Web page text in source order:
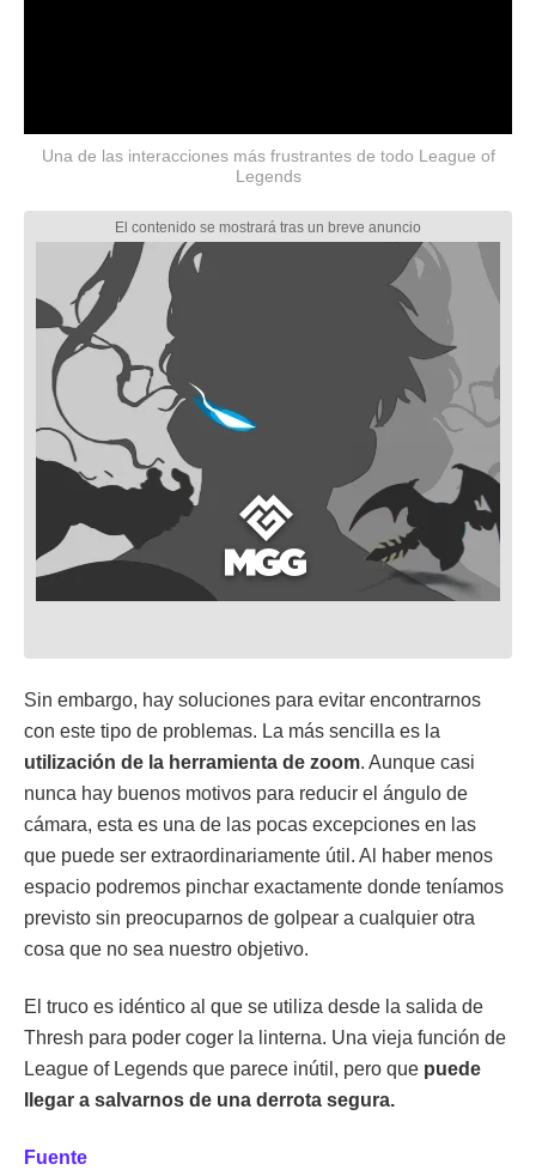
Una de las interacciones más frustrantes de todo League of
Legends
Sin embargo, hay soluciones para evitar encontrarnos
con este tipo de problemas. La más sencilla es la
utilización de la herramienta de zoom. Aunque casi
nunca hay buenos motivos para reducir el ángulo de
cámara, esta es una de las pocas excepciones en las
que puede ser extraordinariamente útil. Al haber menos
espacio podremos pinchar exactamente donde teníamos
previsto sin preocuparnos de golpear a cualquier otra
cosa que no sea nuestro objetivo.
El truco es idéntico al que se utiliza desde la salida de
Thresh para poder coger la linterna. Una vieja función de
League of Legends que parece inútil, pero que puede
llegar a salvarnos de una derrota segura.
Fuente